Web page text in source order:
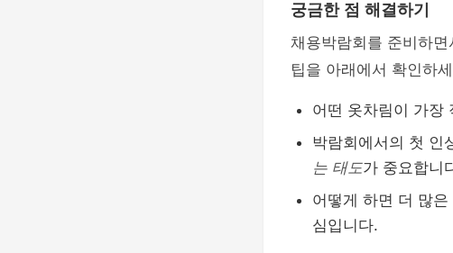
궁금한 점 해결하기
채용박람회를 준비하
팁을 아래에서 확인하
어떤 옷차림이 가장
박람회에서의 첫 인
는 태도가 중요합니
어떻게 하면 더 많
심입니다.